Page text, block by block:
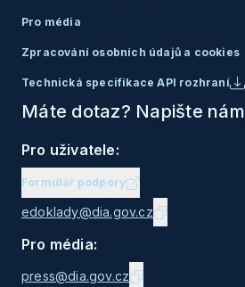
Pro média
Zpracování osobních údajů a cookies
Technická specifikace API rozhraní
Máte dotaz? Napište nám
Pro uživatele:
Formulář podpory
edoklady@dia.gov.cz
Pro média:
press@dia.gov.cz